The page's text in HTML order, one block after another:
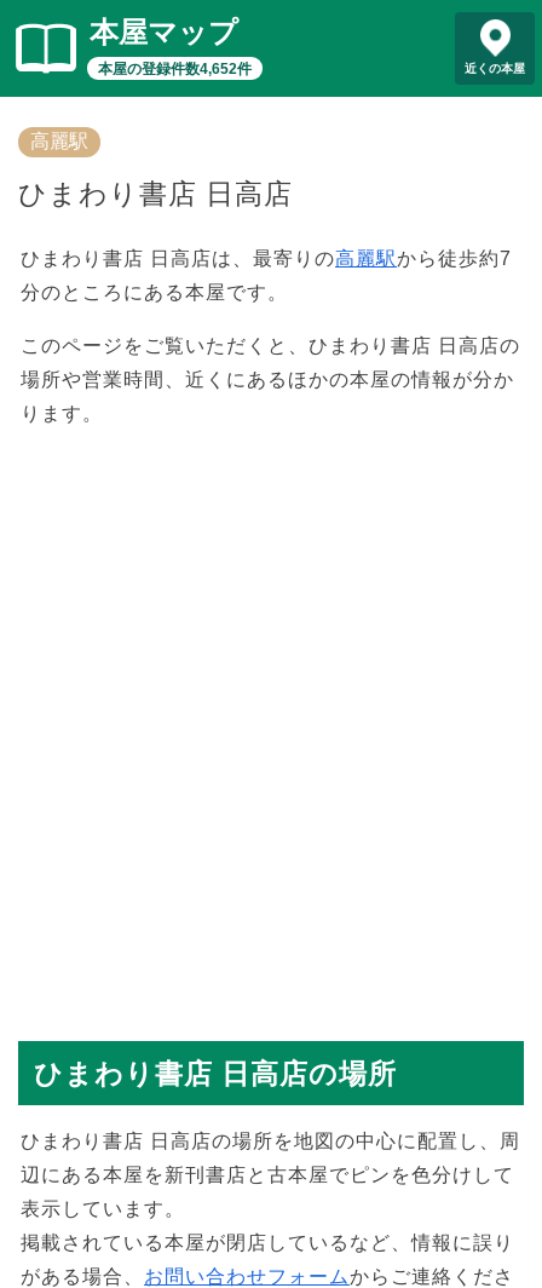
本屋マップ
本屋の登録件数4,652件 近くの本屋
高麗駅
ひまわり書店 日高店
ひまわり書店 日高店は、最寄りの高麗駅から徒歩約7
分のところにある本屋です。
このページをご覧いただくと、ひまわり書店 日高店の
場所や営業時間、近くにあるほかの本屋の情報が分か
ります。
ひまわり書店 日高店の場所
ひまわり書店 日高店の場所を地図の中心に配置し、周
辺にある本屋を新刊書店と古本屋でピンを色分けして
表示しています。
掲載されている本屋が閉店しているなど、情報に誤り
がある場合、 お問い合わせフォームからご連絡くださ